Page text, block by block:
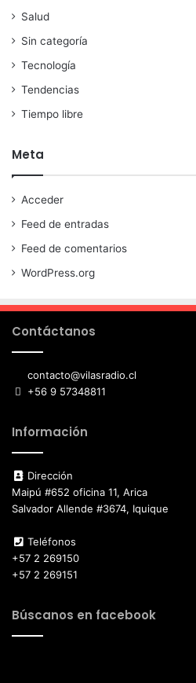
Salud
Sin categoría
Tecnología
Tendencias
Tiempo libre
Meta
Acceder
Feed de entradas
Feed de comentarios
WordPress.org
Contáctanos
contacto@vilasradio.cl
+56 9 57348811
Información
Dirección
Maipú #652 oficina 11, Arica
Salvador Allende #3674, Iquique
Teléfonos
+57 2 269150
+57 2 269151
Búscanos en facebook